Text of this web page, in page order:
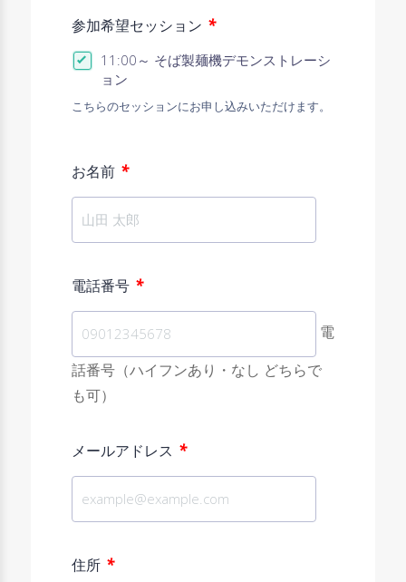
参加希望セッション *
11:00～ そば製麺機デモンストレーシ
ョン
こちらのセッションにお申し込みいただけます。
お名前 *
電話番号 *
電
話番号（ハイフンあり・なし どちらで
も可）
メールアドレス *
住所 *